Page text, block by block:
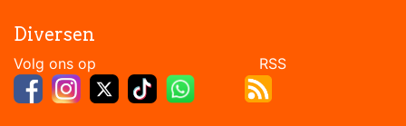
Diversen
Volg ons op RSS